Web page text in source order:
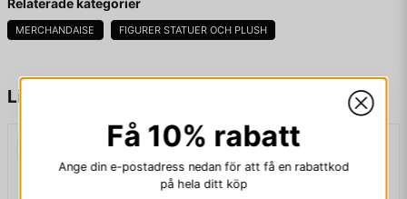
Liknande produkter
name
Mejladress
Relaterade kategorier
MERCHANDAISE FIGURER STATUER OCH PLUSH
Få 10% rabatt
Ange din e-postadress nedan för att få en rabattkod
på hela ditt köp